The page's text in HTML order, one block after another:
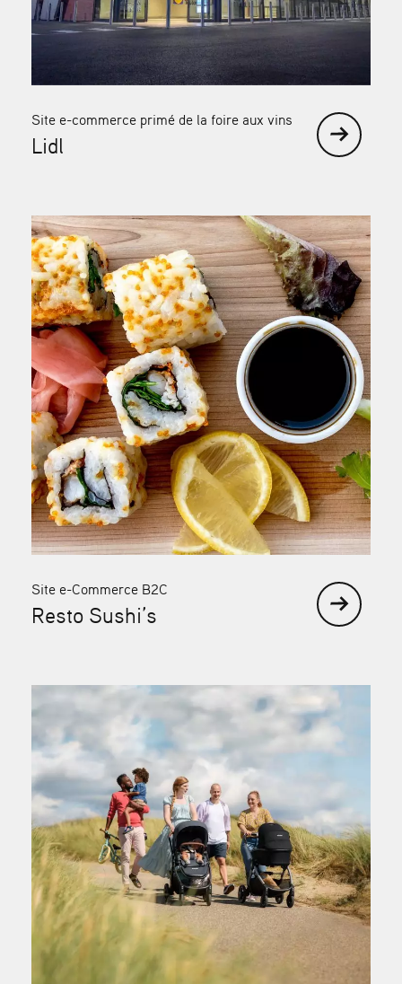
Site e-commerce primé de la foire aux vins
Lidl
Site e-Commerce B2C
Resto Sushi’s